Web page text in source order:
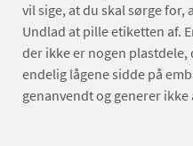
vil sige, at du skal sørge for,
Undlad at pille etiketten af.
der ikke er nogen
endelig lågene sidde på
genanvendt og generer